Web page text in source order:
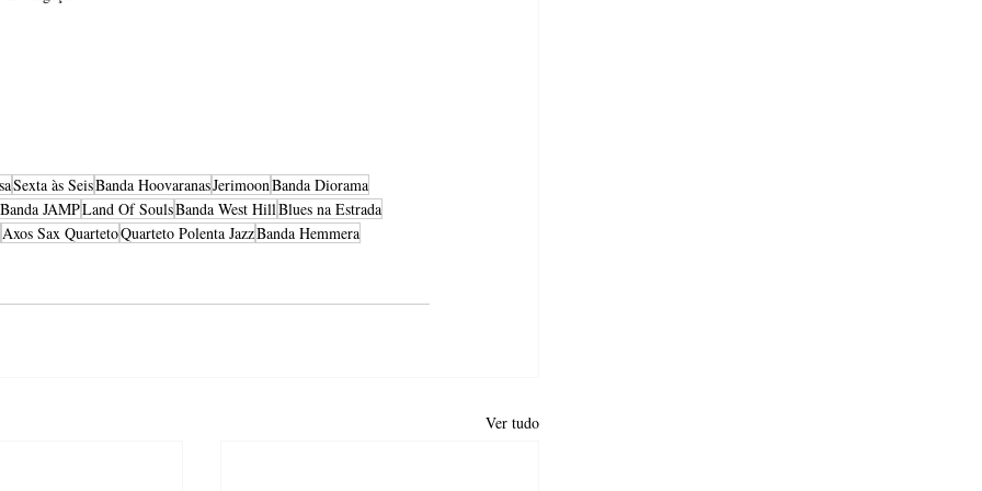
Sexta às SeisBanda HoovaranasJerimoonBanda Diorama
Banda JAMPLand Of SoulsBanda West HillBlues na Estrada
Axos Sax QuartetoQuarteto Polenta JazzBanda Hemmera
Ver tudo